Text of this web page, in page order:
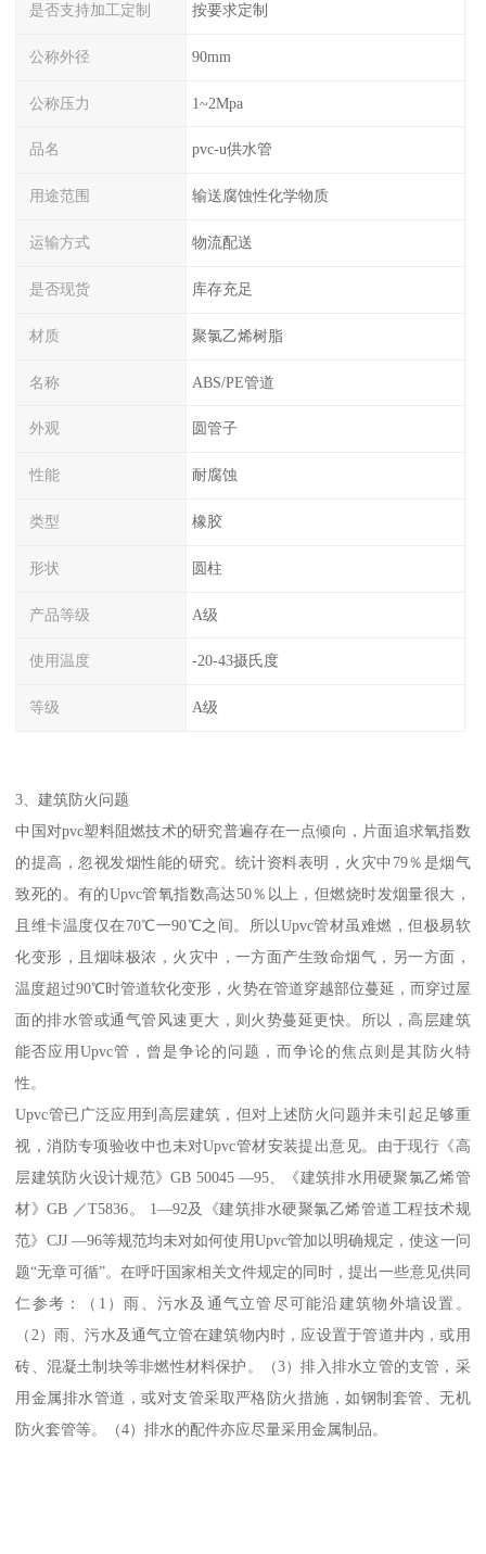
是否支持加工定制 按要求定制
公称外径 90mm
公称压力 1~2Mpa
品名 pvc-u供水管
用途范围 输送腐蚀性化学物质
运输方式 物流配送
是否现货 库存充足
材质 聚氯乙烯树脂
名称 ABS/PE管道
外观 圆管子
性能 耐腐蚀
类型 橡胶
形状 圆柱
产品等级 A级
使用温度 -20-43摄氏度
等级 A级
3、建筑防火问题
中国对pvc塑料阻燃技术的研究普遍存在一点倾向，片面追求氧指数
的提高，忽视发烟性能的研究。统计资料表明，火灾中79％是烟气
致死的。有的Upvc管氧指数高达50％以上，但燃烧时发烟量很大，
且维卡温度仅在70℃一90℃之间。所以Upvc管材虽难燃，但极易软
化变形，且烟味极浓，火灾中，一方面产生致命烟气，另一方面，
温度超过90℃时管道软化变形，火势在管道穿越部位蔓延，而穿过屋
面的排水管或通气管风速更大，则火势蔓延更快。所以，高层建筑
能否应用Upvc管，曾是争论的问题，而争论的焦点则是其防火特
性。
Upvc管已广泛应用到高层建筑，但对上述防火问题并未引起足够重
视，消防专项验收中也未对Upvc管材安装提出意见。由于现行《高
层建筑防火设计规范》GB 50045 —95、《建筑排水用硬聚氯乙烯管
材》GB ／T5836。 1—92及《建筑排水硬聚氯乙烯管道工程技术规
范》CJJ —96等规范均未对如何使用Upvc管加以明确规定，使这一问
题“无章可循”。在呼吁国家相关文件规定的同时，提出一些意见供同
仁参考：（1）雨、污水及通气立管尽可能沿建筑物外墙设置。
（2）雨、污水及通气立管在建筑物内时，应设置于管道井内，或用
砖、混凝土制块等非燃性材料保护。（3）排入排水立管的支管，采
用金属排水管道，或对支管采取严格防火措施，如钢制套管、无机
防火套管等。（4）排水的配件亦应尽量采用金属制品。